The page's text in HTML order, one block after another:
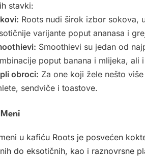
stavki:
Roots nudi širok izbor sokova,
varijante poput ananasa i
Smoothievi su jedan od
poput banana i mlijeka, ali
obroci: Za one koji žele nešto
sendviče i toastove.
u kafiću Roots je posvećen
do eksotičnih, kao i raznovrsne